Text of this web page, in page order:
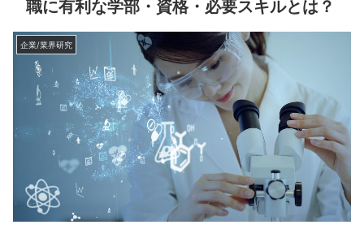
職に有利な学部・資格・必要スキルとは？
企業/業界研究